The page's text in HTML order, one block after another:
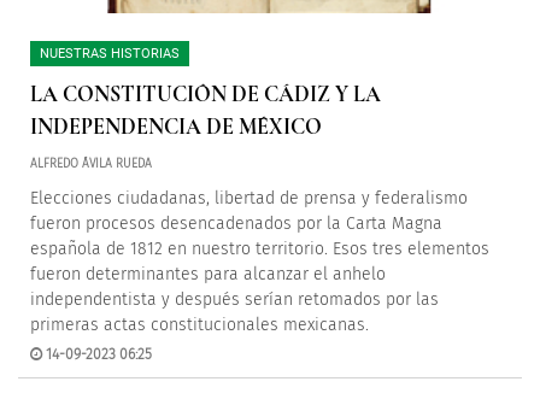
NUESTRAS HISTORIAS
LA CONSTITUCIÓN DE CÁDIZ Y LA
INDEPENDENCIA DE MÉXICO
ALFREDO ÁVILA RUEDA
Elecciones ciudadanas, libertad de prensa y federalismo
fueron procesos desencadenados por la Carta Magna
española de 1812 en nuestro territorio. Esos tres elementos
fueron determinantes para alcanzar el anhelo
independentista y después serían retomados por las
primeras actas constitucionales mexicanas.
14-09-2023 06:25